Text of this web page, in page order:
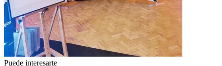
Puede interesarte